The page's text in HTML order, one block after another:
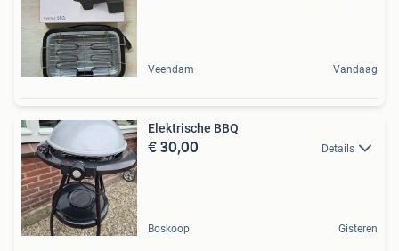
Veendam Vandaag
Elektrische BBQ
€ 30,00 Details
Boskoop Gisteren